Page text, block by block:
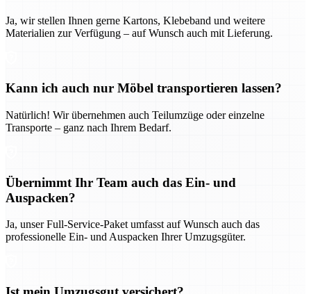
Ja, wir stellen Ihnen gerne Kartons, Klebeband und weitere
Materialien zur Verfügung – auf Wunsch auch mit Lieferung.
Kann ich auch nur Möbel transportieren lassen?
Natürlich! Wir übernehmen auch Teilumzüge oder einzelne
Transporte – ganz nach Ihrem Bedarf.
Übernimmt Ihr Team auch das Ein- und
Auspacken?
Ja, unser Full-Service-Paket umfasst auf Wunsch auch das
professionelle Ein- und Auspacken Ihrer Umzugsgüter.